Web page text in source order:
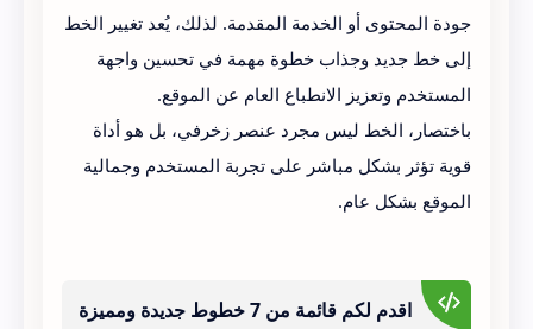
جودة المحتوى أو الخدمة المقدمة. لذلك، يُعد تغيير الخط
إلى خط جديد وجذاب خطوة مهمة في تحسين واجهة
المستخدم وتعزيز الانطباع العام عن الموقع.
باختصار، الخط ليس مجرد عنصر زخرفي، بل هو أداة
قوية تؤثر بشكل مباشر على تجربة المستخدم وجمالية
الموقع بشكل عام.
اقدم لكم قائمة من 7 خطوط جديدة ومميزة